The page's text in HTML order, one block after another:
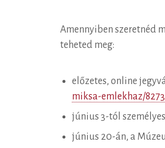
Amennyiben szeretnéd
teheted meg:
előzetes, online
miksa-emlekhaz/
június 3-tól
június 20-án, a